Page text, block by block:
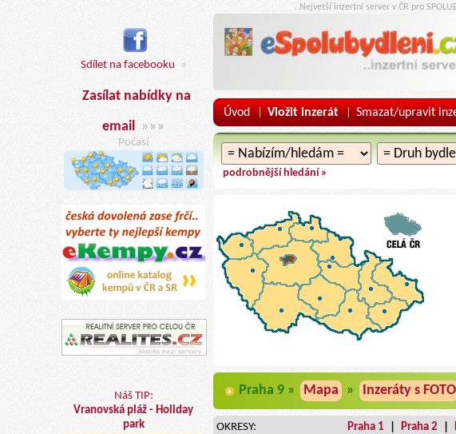
Sdílet na facebooku »
Zasílat nabídky na
email »»»
Počasí
Náš TIP:
Vranovská pláž - Holiday
park
..Nejvetší inzertní server v ČR pro
Úvod | Vložit inzerát | Smazat/upravit
podrobnější hledání »
Praha 9 » Mapa » Inzeráty s FOTO
OKRESY: Praha 1 Praha 2